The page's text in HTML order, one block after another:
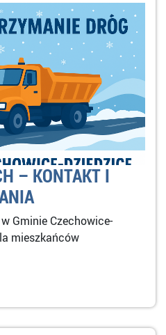
– KONTAKT I
Gminie Czechowice-
mieszkańców